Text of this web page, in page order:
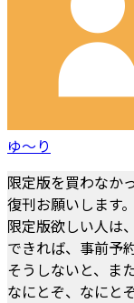
ゆ～り
限定版を買わなか
復刊お願いします。
限定版欲しい人は
できれば、事前予
そうしないと、ま
なにとぞ、なにと